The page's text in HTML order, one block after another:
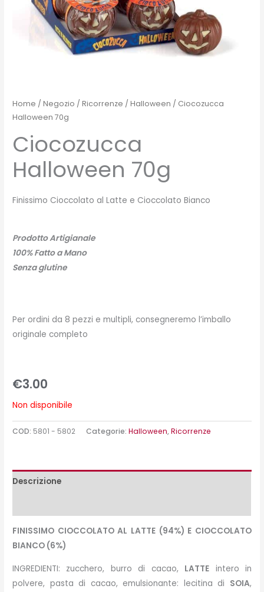
Home /Negozio /Ricorrenze /Halloween / Ciocozucca
Halloween 70g
Ciocozucca
Halloween 70g
Finissimo Cioccolato al Latte e Cioccolato Bianco
Prodotto Artigianale
100% Fatto a Mano
Senza glutine
Per ordini da 8 pezzi e multipli, consegneremo l’imballo
originale completo
€3.00
Non disponibile
COD: 5801 - 5802 Categorie:Halloween,Ricorrenze
Descrizione
FINISSIMO CIOCCOLATO AL LATTE (94%) E CIOCCOLATO
BIANCO (6%)
INGREDIENTI: zucchero, burro di cacao, LATTE intero in
polvere, pasta di cacao, emulsionante: lecitina di SOIA,